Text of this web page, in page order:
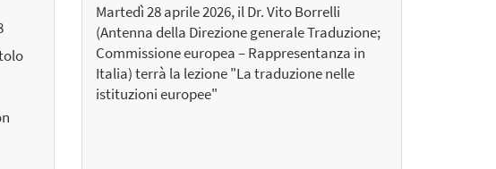
Martedì 28 aprile 2026, il Dr. Vito Borrelli
(Antenna della Direzione generale Traduzione;
Commissione europea – Rappresentanza in
Italia) terrà la lezione "La traduzione nelle
istituzioni europee"